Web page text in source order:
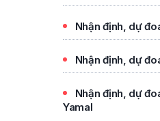
Nhận định, dự
Nhận định, dự
Nhận định, dự
Yamal